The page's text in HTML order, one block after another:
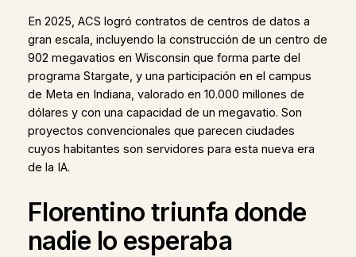
En 2025, ACS logró contratos de centros de datos a
gran escala, incluyendo la construcción de un centro de
902 megavatios en Wisconsin que forma parte del
programa Stargate, y una participación en el campus
de Meta en Indiana, valorado en 10.000 millones de
dólares y con una capacidad de un megavatio. Son
proyectos convencionales que parecen ciudades
cuyos habitantes son servidores para esta nueva era
de la IA.
Florentino triunfa donde
nadie lo esperaba